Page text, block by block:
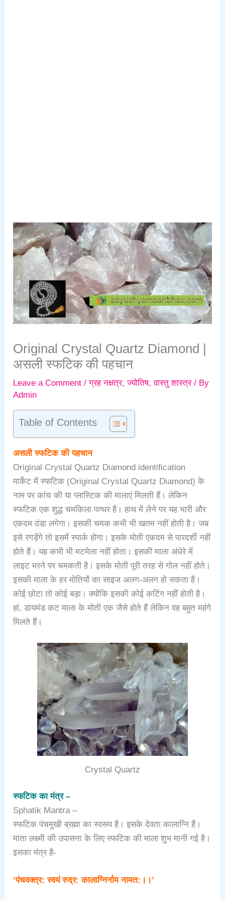
Original Crystal Quartz Diamond |
असली स्फटिक की पहचान
Leave a Comment /ग्रह नक्षत्र,ज्योतिष,वास्तु शास्त्र/ By
Admin
Table of Contents
असली स्फटिक की पहचान
Original Crystal Quartz Diamond identification
मार्केट में स्फटिक (Original Crystal Quartz Diamond) के
नाम पर कांच की या प्लास्टिक की मालाएं मिलती हैं। लेकिन
स्फटिक एक शुद्ध चमकिला पत्थर है। हाथ में लेने पर यह भारी और
एकदम ठंडा लगेगा। इसकी चमक कभी भी खतम नहीं होती है। जब
इसे रगड़ेंगे तो इसमें स्पार्क होगा। इसके मोती एकदम से पारदर्शी नहीं
होते हैं। यह कभी भी मटमेला नहीं होता। इसकी माला अंधेरे में
लाइट मरने पर चमकती है। इसके मोती पूरी तरह से गोल नहीं होते।
इसकी माला के हर मो‍तियों का साइज अलग-अलग हो सकता है।
कोई छोटा तो कोई बड़ा। क्योंकि इसकी कोई कटिंग नहीं होती है।
हां, डायमंड कट माला के मोती एक जैसे होते हैं लेकिन वह बहुत महंगे
मिलते हैं।
Crystal Quartz
स्फटिक का मंत्र –
Sphatik Mantra –
स्फटिक पंचमुखी ब्रह्मा का स्वरूप है। इसके देवता कालाग्नि हैं।
माता लक्ष्मी की उपासना के लिए स्फटिक की माला शुभ मानी गई है।
इसका मंत्र है-
‘पंचवक्त्र: स्वयं रुद्र: कालाग्निर्नाम नामत:।।’